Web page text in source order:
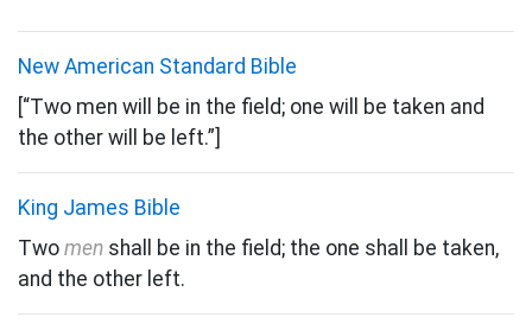
New American Standard Bible
[“Two men will be in the field; one will be taken and
the other will be left.”]
King James Bible
Two men shall be in the field; the one shall be taken,
and the other left.